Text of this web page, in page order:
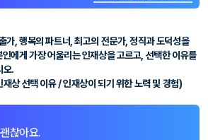
가, 행복의 파트너, 최고의 전문가, 정직과 도덕성을
에게 가장 어울리는 인재상을 고르고, 선택한 이유를
오.
상 선택 이유 / 인재상이 되기 위한 노력 및 경험)
찮아요.